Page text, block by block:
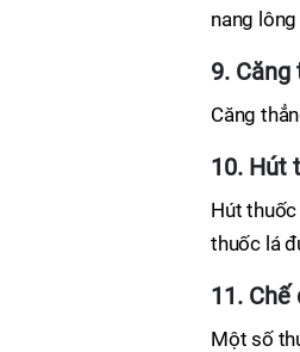
nang
9. Căng
Căng
10. Hút
Hút
thuốc lá
11. Chế
Một số